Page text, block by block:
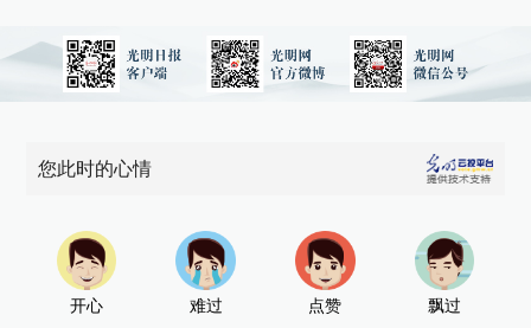
您此时的心情
开心 难过 点赞 飘过